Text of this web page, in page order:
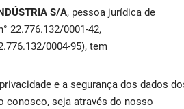
S/A, pessoa jurídica de
22.776.132/0001-42,
0004-95), tem
e a segurança dos dados
conosco, seja através do nosso